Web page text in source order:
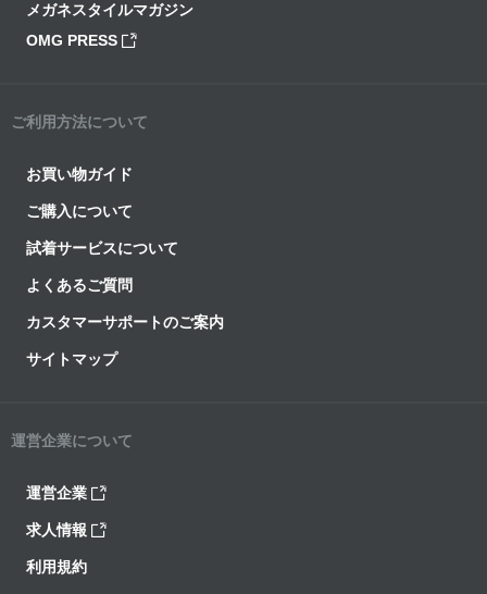
メガネスタイルマガジン
OMG PRESS
ご利用方法について
お買い物ガイド
ご購入について
試着サービスについて
よくあるご質問
カスタマーサポートのご案内
サイトマップ
運営企業について
運営企業
求人情報
利用規約